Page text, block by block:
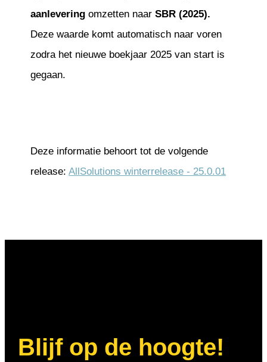
aanlevering omzetten naarSBR (2025).
Deze waarde komt automatisch naar voren
zodra het nieuwe boekjaar 2025 van start is
gegaan.
Deze informatie behoort tot de volgende
release:AllSolutions winterrelease - 25.0.01
Blijf op de hoogte!